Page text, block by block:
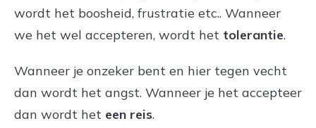
wordt het boosheid, frustratie etc.. Wanneer
we het wel accepteren, wordt het tolerantie.
Wanneer je onzeker bent en hier tegen vecht
dan wordt het angst. Wanneer je het accepteer
dan wordt het een reis.